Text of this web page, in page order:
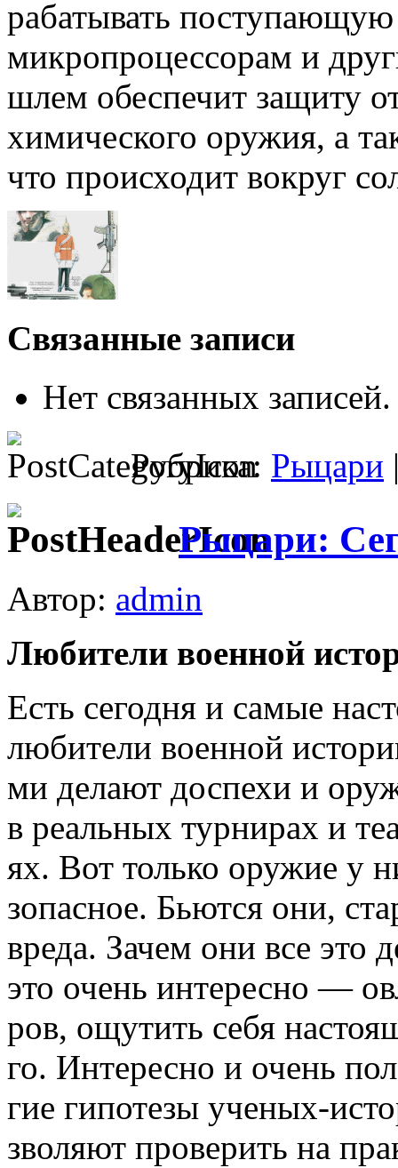
рабатывать
микропроцессорам и
шлем обеспечит защиту
химического оружия, а
что про­исходит вокруг
Связанные записи
Нет связанных записей.
Рубрика: Рыцари
Рыцари:
Автор: admin
Любители военной
Есть сегодня и самые
любители военной
ми делают доспехи и
в реальных турнирах и
ях. Вот только оружие у
зопасное. Бьются они,
вреда. Зачем они все это
это очень интересно —
ров, ощутить себя
го. Интересно и очень
гие гипотезы ученых-
зволяют проверить на